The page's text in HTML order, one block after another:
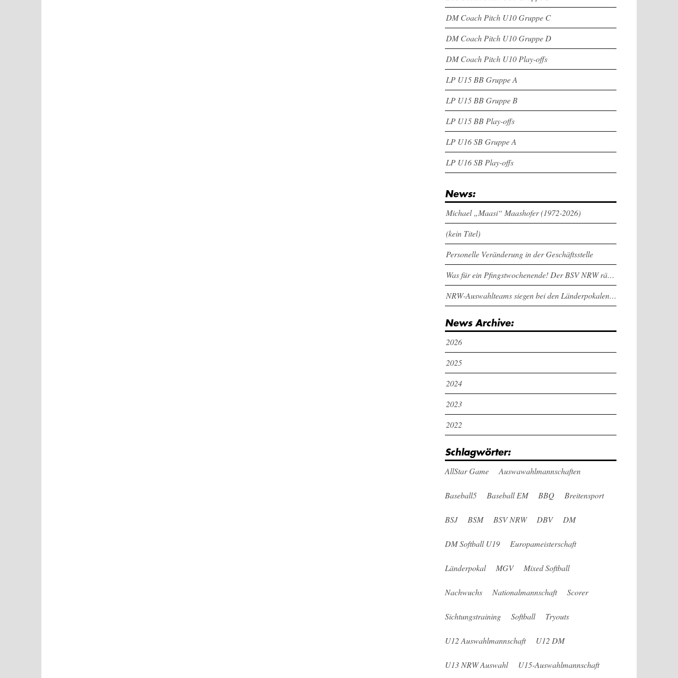
DM Coach Pitch U10 Gruppe C
DM Coach Pitch U10 Gruppe D
DM Coach Pitch U10 Play-offs
LP U15 BB Gruppe A
LP U15 BB Gruppe B
LP U15 BB Play-offs
LP U16 SB Gruppe A
LP U16 SB Play-offs
News:
Michael „Maasi“ Maashofer (1972-2026)
(kein Titel)
Personelle Veränderung in der Geschäftsstelle
Was für ein Pfingstwochenende! Der BSV NRW räumt bei den Länderpokalen ab
NRW-Auswahlteams siegen bei den Länderpokalen und dem Deutschlandcup an Pfingsten
News Archive:
2026
2025
2024
2023
2022
Schlagwörter:
AllStar Game Auswawahlmannschaften
Baseball5 Baseball EM BBQ Breitensport
BSJ BSM BSV NRW DBV DM
DM Softball U19 Europameisterschaft
Länderpokal MGV Mixed Softball
Nachwuchs Nationalmannschaft Scorer
Sichtungstraining Softball Tryouts
U12 Auswahlmannschaft U12 DM
U13 NRW Auswahl U15-Auswahlmannschaft